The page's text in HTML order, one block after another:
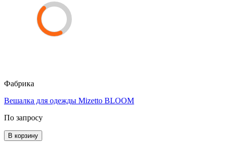
Фабрика
Вешалка для одежды Mizetto BLOOM
По запросу
В корзину